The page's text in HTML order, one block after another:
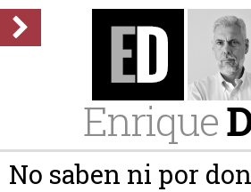
Enrique
No saben ni por